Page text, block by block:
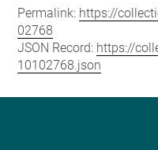
Permalink: https://
02768
JSON Record: https://
10102768.json